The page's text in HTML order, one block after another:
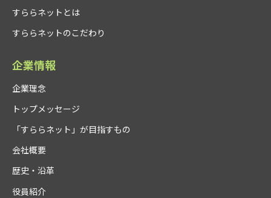
すららネットとは
すららネットのこだわり
企業情報
企業理念
トップメッセージ
「すららネット」が目指すもの
会社概要
歴史・沿革
役員紹介